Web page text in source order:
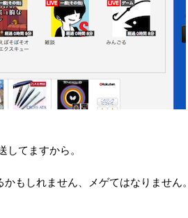
してますから。
もしれません、メゲてはなりません。